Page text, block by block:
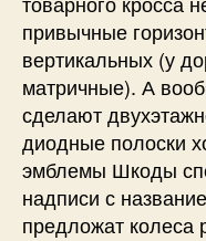
привычные
вертикальных (у
матричные). А
сделают
диодные полоски
эмблемы Шкоды
надписи с
предложат